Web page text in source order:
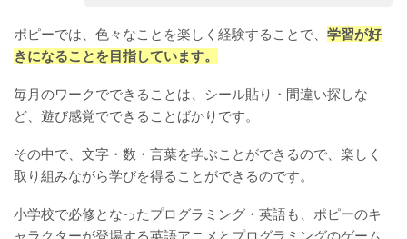
ポピーでは、色々なことを楽しく経験することで、 学習が好
きになることを目指しています。
毎月のワークでできることは、シール貼り・間違い探しな
ど、遊び感覚でできることばかりです。
その中で、文字・数・言葉を学ぶことができるので、楽しく
取り組みながら学びを得ることができるのです。
小学校で必修となったプログラミング・英語も、ポピーのキ
ャラクターが登場する英語アニメとプログラミングのゲーム